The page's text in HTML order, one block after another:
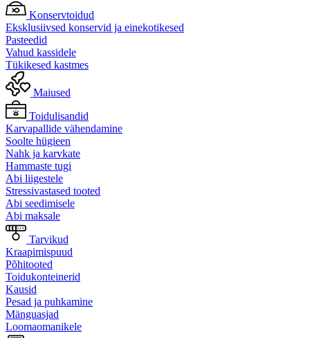
Konservtoidud
Eksklusiivsed konservid ja einekotikesed
Pasteedid
Vahud kassidele
Tükikesed kastmes
Maiused
Toidulisandid
Karvapallide vähendamine
Soolte hügieen
Nahk ja karvkate
Hammaste tugi
Abi liigestele
Stressivastased tooted
Abi seedimisele
Abi maksale
Tarvikud
Kraapimispuud
Põhitooted
Toidukonteinerid
Kausid
Pesad ja puhkamine
Mänguasjad
Loomaomanikele